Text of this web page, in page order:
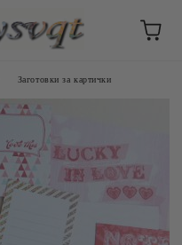
Заготовки за картички